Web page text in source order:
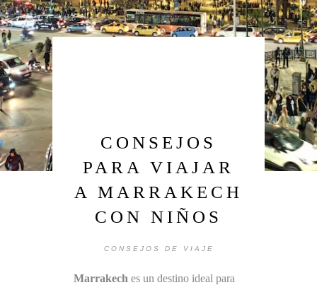
CONSEJOS
PARA VIAJAR
A MARRAKECH
CON NIÑOS
CONSEJOS DE VIAJE
Marrakech es un destino ideal para